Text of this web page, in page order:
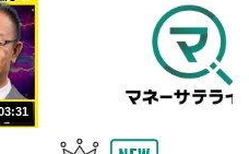
生されます。
ます。